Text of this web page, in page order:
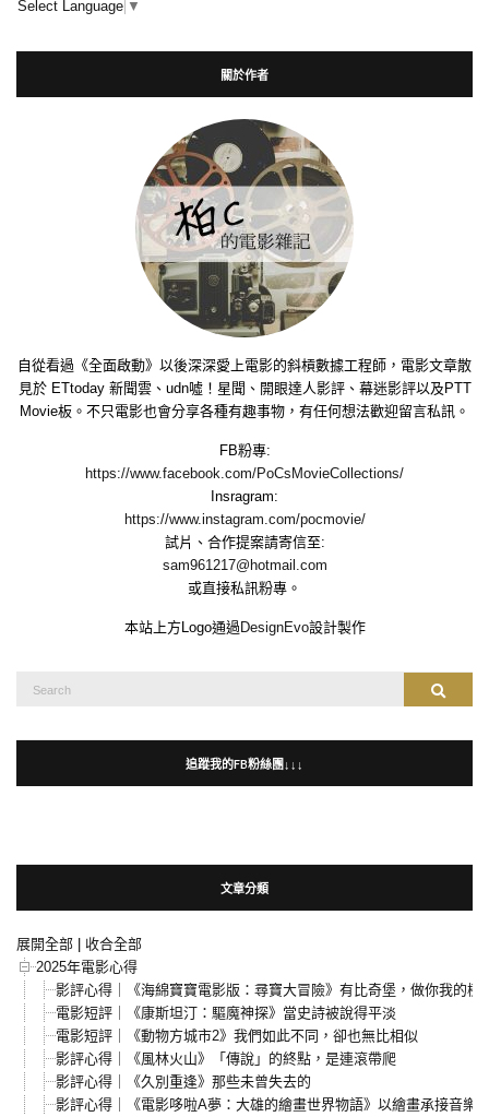
Select Language ▼
關於作者
自從看過《全面啟動》以後深深愛上電影的斜槓數據工程師，電影文章散
見於 ETtoday 新聞雲、udn噓！星聞、開眼達人影評、幕迷影評以及PTT
Movie板。不只電影也會分享各種有趣事物，有任何想法歡迎留言私訊。
FB粉專:
https://www.facebook.com/PoCsMovieCollections/
Insragram:
https://www.instagram.com/pocmovie/
試片、合作提案請寄信至:
sam961217@hotmail.com
或直接私訊粉專。
本站上方Logo通過 DesignEvo設計製作
Search
追蹤我的FB粉絲團↓↓↓
文章分類
展開全部
收合全部
2025年電影心得
影評心得｜《海綿寶寶電影版：尋寶大冒險》有比奇堡，做你我的樹
電影短評｜《康斯坦汀：驅魔神探》當史詩被說得平淡
電影短評｜《動物方城市2》我們如此不同，卻也無比相似
影評心得｜《風林火山》「傳說」的終點，是連滾帶爬
影評心得｜《久別重逢》那些未曾失去的
影評心得｜《電影哆啦A夢：大雄的繪畫世界物語》以繪畫承接音樂